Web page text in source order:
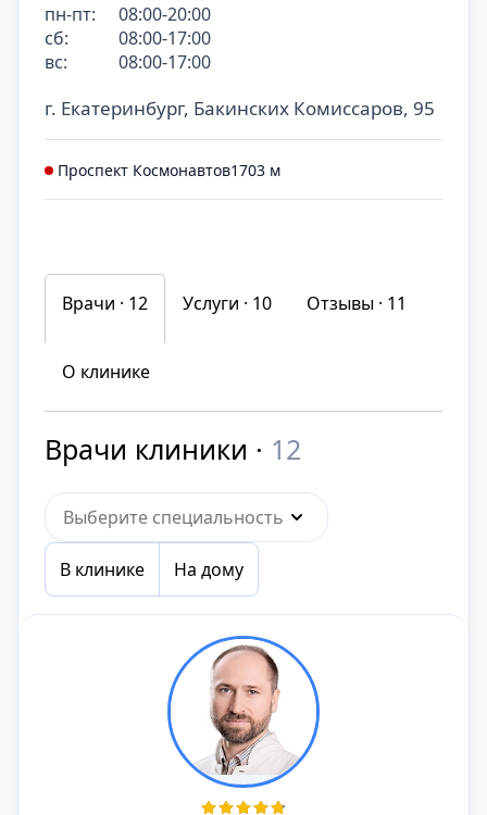
г. Екатеринбург, Бакинских Комиссаров, 95
Проспект Космонавтов1703 м
пн-пт:
08:00-20:00
сб:
08:00-17:00
вс:
08:00-17:00
Врачи · 12 Услуги · 10 Отзывы · 11
О клинике
Врачи клиники · 12
Выберите специальность
В клинике На дому